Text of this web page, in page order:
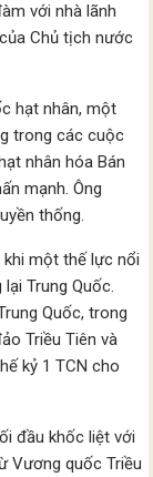
với nhà lãnh
Chủ tịch nước
hạt nhân, một
trong các cuộc
nhân hóa Bán
mạnh. Ông
thống.
một thế lực nổi
Trung Quốc.
Quốc, trong
Triều Tiên và
kỷ 1 TCN cho
đầu khốc liệt với
Vương quốc Triều